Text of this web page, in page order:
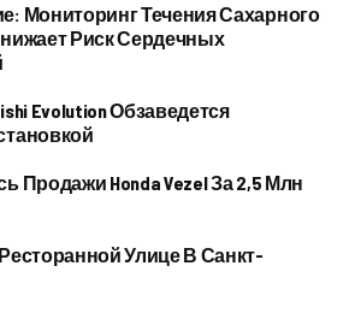
Мониторинг Течения Сахарного
Риск Сердечных
Evolution Обзаведется
Продажи Honda Vezel За 2,5 Млн
Улице В Санкт-